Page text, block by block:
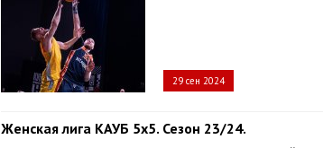
29 сен 2024
Женская лига КАУБ 5х5. Сезон 23/24.